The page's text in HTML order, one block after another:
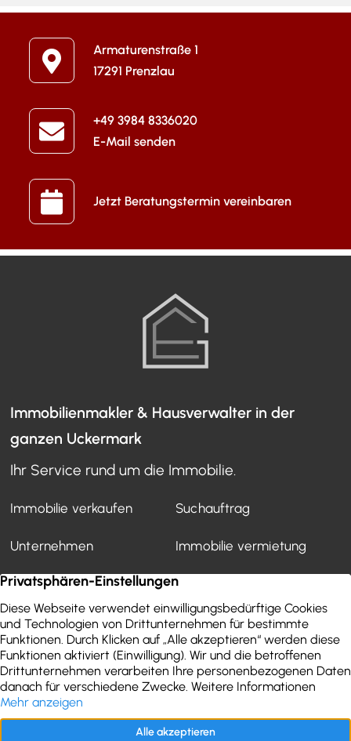
Armaturenstraße 1
17291 Prenzlau
+49 3984 8336020
E-Mail senden
Jetzt Beratungstermin vereinbaren
Immobilienmakler & Hausverwalter in der
ganzen Uckermark
Ihr Service rund um die Immobilie.
Immobilie verkaufen Suchauftrag
Unternehmen Immobilie vermietung
Mietverwaltung Kundenstimmen
Finanzierung WEG-Verwaltung
Aktuelles Wertermittlung
Immobilien-Ratgeber Kontakt
Datenschutz